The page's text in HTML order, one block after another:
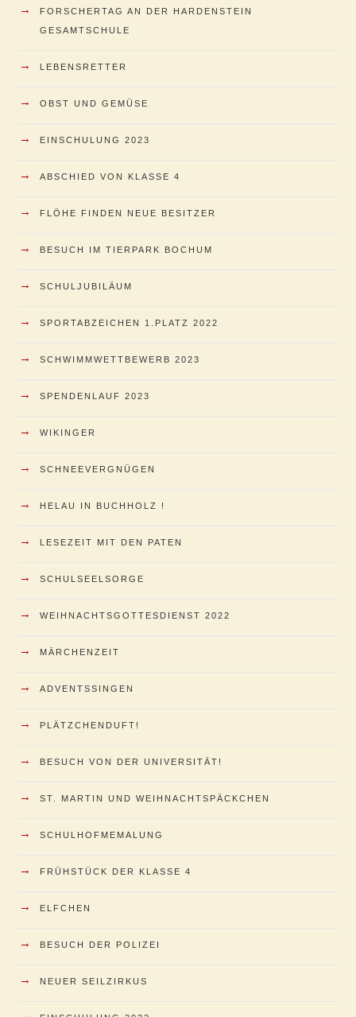
→
FORSCHERTAG AN DER HARDENSTEIN
GESAMTSCHULE
→ LEBENSRETTER
→ OBST UND GEMÜSE
→ EINSCHULUNG 2023
→ ABSCHIED VON KLASSE 4
→ FLÖHE FINDEN NEUE BESITZER
→ BESUCH IM TIERPARK BOCHUM
→ SCHULJUBILÄUM
→ SPORTABZEICHEN 1.PLATZ 2022
→ SCHWIMMWETTBEWERB 2023
→ SPENDENLAUF 2023
→ WIKINGER
→ SCHNEEVERGNÜGEN
→ HELAU IN BUCHHOLZ !
→ LESEZEIT MIT DEN PATEN
→ SCHULSEELSORGE
→ WEIHNACHTSGOTTESDIENST 2022
→ MÄRCHENZEIT
→ ADVENTSSINGEN
→ PLÄTZCHENDUFT!
→ BESUCH VON DER UNIVERSITÄT!
→ ST. MARTIN UND WEIHNACHTSPÄCKCHEN
→ SCHULHOFMEMALUNG
→ FRÜHSTÜCK DER KLASSE 4
→ ELFCHEN
→ BESUCH DER POLIZEI
→ NEUER SEILZIRKUS